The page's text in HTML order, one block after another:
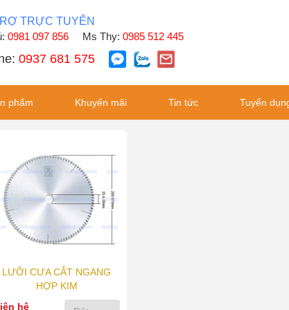
TRỰC TUYẾN
0981 097 856 Ms Thy: 0985 512 445
0937 681 575
phẩm Khuyến mãi Tin tức Tuyển
LƯỠI CƯA CẮT NGANG
HỢP KIM
hệ